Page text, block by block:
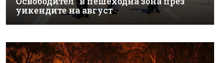
уикендите на август